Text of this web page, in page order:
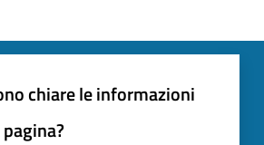
chiare le informazioni